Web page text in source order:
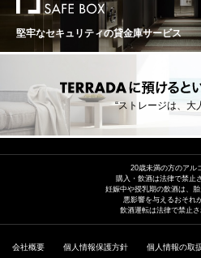
堅牢なセキュリティの貸金庫サービス
“ストレージは、大
20歳未満の方のアル
購入・飲酒は法律で禁止
妊娠中や授乳期の飲酒は、
悪影響を与えるおそれ
飲酒運転は法律で禁止さ
会社概要 個人情報保護方針 個人情報の取